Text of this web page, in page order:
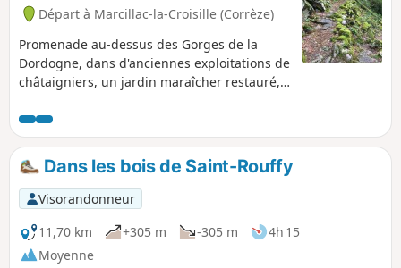
Départ à Marcillac-la-Croisille (Corrèze)
Promenade au-dessus des Gorges de la
Dordogne, dans d'anciennes exploitations de
châtaigniers, un jardin maraîcher restauré,
des sentiers forestiers.
Dans les bois de Saint-Rouffy
Visorandonneur
11,70 km
+305 m -305 m
4h 15
Moyenne